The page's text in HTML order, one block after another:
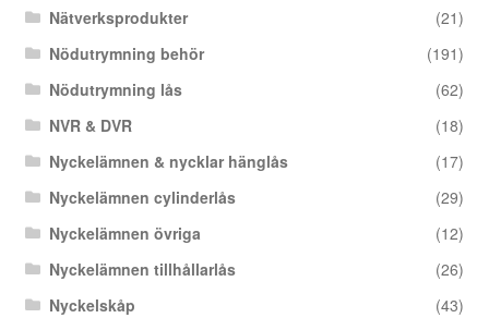
Nätverksprodukter
(21)
Nödutrymning behör
(191)
Nödutrymning lås
(62)
NVR & DVR
(18)
Nyckelämnen & nycklar hänglås
(17)
Nyckelämnen cylinderlås
(29)
Nyckelämnen övriga
(12)
Nyckelämnen tillhållarlås
(26)
Nyckelskåp
(43)